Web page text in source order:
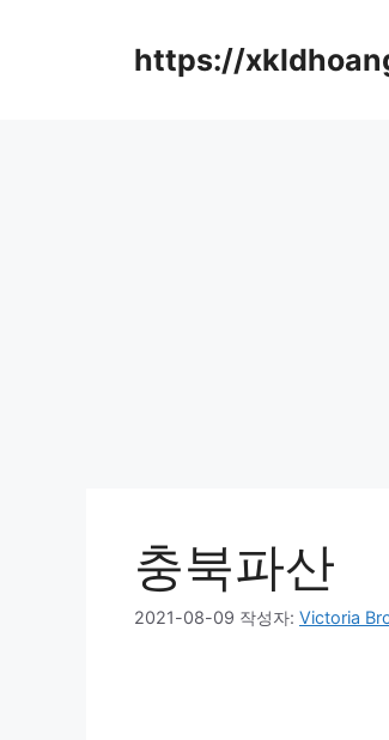
https://
충북파산
2021-08-09 작성자: Victoria